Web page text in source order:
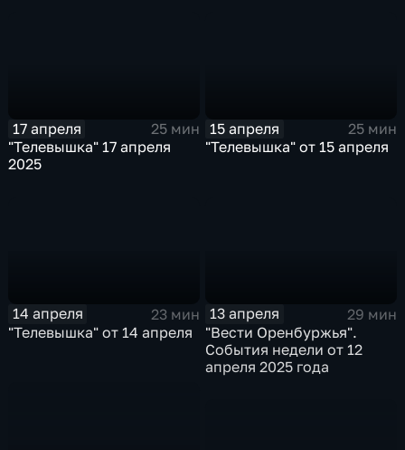
17 апреля
25 мин
"Телевышка" 17 апреля
2025
15 апреля
25 мин
"Телевышка" от 15 апреля
14 апреля
23 мин
"Телевышка" от 14 апреля
13 апреля
29 мин
"Вести Оренбуржья".
События недели от 12
апреля 2025 года